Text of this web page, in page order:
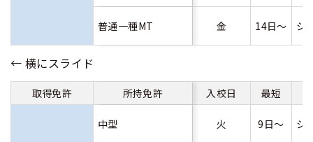
普通一種MT 金 14日～ シ
取得免許 所持免許 入校日 最短
中型 火 9日～ シ